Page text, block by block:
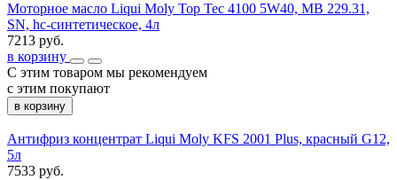
Моторное масло Liqui Moly Top Tec 4100 5W40, MB 229.31,
SN, hc-синтетическое, 4л
7213 руб.
в корзину
С этим товаром мы рекомендуем
с этим покупают
в корзину
Антифриз концентрат Liqui Moly KFS 2001 Plus, красный G12,
5л
7533 руб.